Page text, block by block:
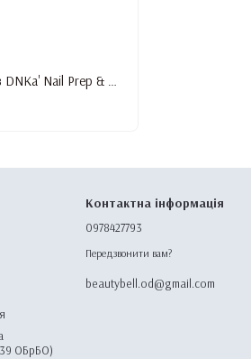
Засіб для підготовки нігтів DNKa' Nail Prep & Cleanser 3 in 1, 500 мл
ОБрБО)
Контактна інформація
0978427793
Передзвонити вам?
beautybell.od@gmail.com